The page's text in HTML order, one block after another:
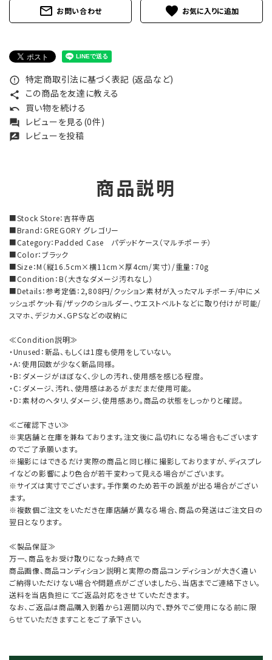
mail_outline お問い合わせ favorite
error_outline 特定商取引法に基づく表記 (返品など)
share この商品を友達に教える
undo 買い物を続ける
forum レビューを見る(0件)
rate_review レビューを投稿
商品説明
■Stock Store：吉祥寺店
■Brand：GREGORY グレゴリー
■Category：Padded Case パデッドケース（マルチポーチ）
■Color：ブラック
■Size：M（縦16.5cm×横11cm×厚4cm/実寸）/重量：70g
■Condition：B（大きなダメージ汚れなし）
■Details：参考定価：2,808円/クッション素材が入ったマルチポーチ/中にメ
ッシュポケット有/ザックのショルダー、ウエストベルトなどに取り付けが可能/
スマホ、デジカメ、GPSなどの収納に
≪Condition説明≫
・Unused：新品、もしくは1度も使用をしていない。
・A：使用回数が少なく新品同様。
・B：ダメージがほぼなく、少しの汚れ、使用感を感じる程度。
・C：ダメージ、汚れ、使用感はあるがまだまだ使用可能。
・D：素材のヘタリ、ダメージ、使用感あり。商品の状態をしっかりと確認。
≪ご確認下さい≫
※実店舗と在庫を兼ねております。注文後に品切れになる場合もございます
のでご了承願います。
※撮影にはできるだけ実際の商品と同じ様に撮影しておりますが、ディスプレ
イなどの影響により色合が若干変わって見える場合がございます。
※サイズは実寸でございます。手作業のため若干の誤差が出る場合がござい
ます。
※複数個ご注文をいただき在庫店舗が異なる場合、商品の発送はご注文日の
翌日となります。
≪製品保証≫
万一、商品をお受け取りになった時点で
商品画像、商品コンディション説明と実際の商品コンディションが大きく違い
ご納得いただけない場合や問題点がございましたら、当店までご連絡下さい。
送料を当店負担にてご返品対応をさせていただきます。
なお、ご返品は商品購入到着から1週間以内で、野外でご使用になる前に限
らせていただきますことをご了承下さい。